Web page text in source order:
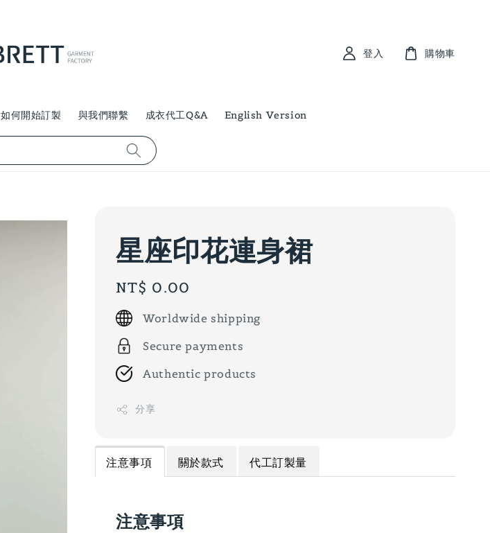
如何開始訂製 與我們聯繫 成衣代工Q&A English Version
登入 購物車
星座印花連身裙
Regular
price
NT$ 0.00
Worldwide shipping
Secure payments
Authentic products
分享
注意事項 關於款式 代工訂製量
注意事項